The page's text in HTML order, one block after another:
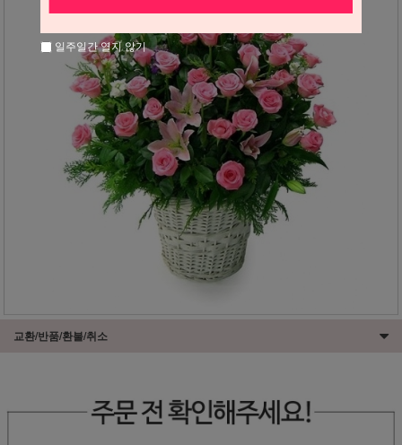
교환/반품/환불/취소
일주일간 열지 않기